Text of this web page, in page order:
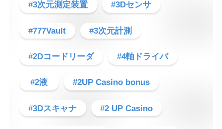
#3次元測定装置 #3Dセンサ
#777Vault #3次元計測
#2Dコードリーダ #4軸ドライバ
#2液 #2UP Casino bonus
#3Dスキャナ #2 UP Casino